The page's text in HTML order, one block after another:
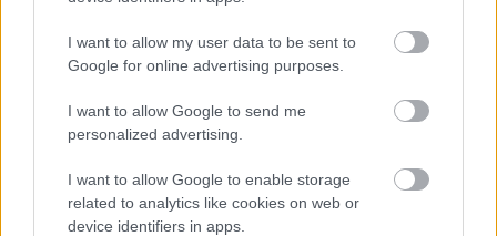
I want to allow my user data to be sent to
Google for online advertising purposes.
I want to allow Google to send me
personalized advertising.
I want to allow Google to enable storage
related to analytics like cookies on web or
device identifiers in apps.
2020.10.19